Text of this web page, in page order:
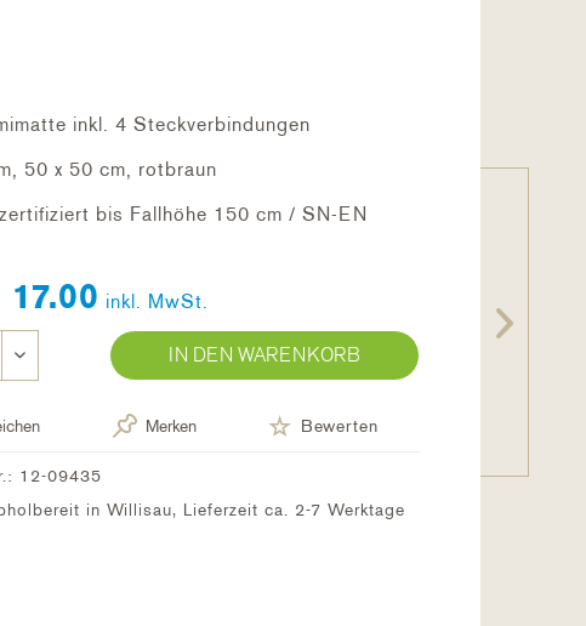
inkl. 4 Steckverbindungen
50 x 50 cm, rotbraun
bis Fallhöhe 150 cm / SN-EN
17.00 inkl. MwSt.
IN DEN WARENKORB
Merken Bewerten
12-09435
in Willisau, Lieferzeit ca. 2-7 Werktage